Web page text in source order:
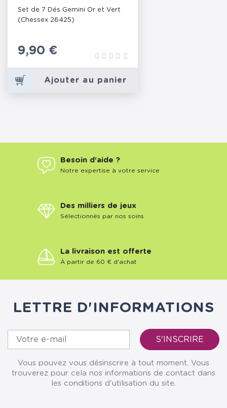
26425)
Set de 7 Dés Gemini Or et Vert
(Chessex 26425)
Prix
9,90 €
Ajouter au panier
Besoin d'aide ?
Notre expertise à votre service
Des milliers de jeux
Sélectionnés par nos soins
La livraison est offerte
À partir de 60 € d'achat
LETTRE D'INFORMATIONS
Vous pouvez vous désinscrire à tout moment. Vous
trouverez pour cela nos informations de contact dans
les conditions d'utilisation du site.